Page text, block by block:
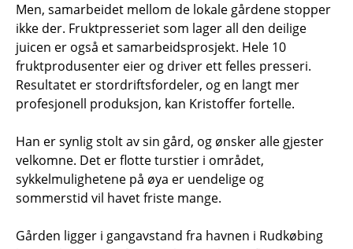
Men, samarbeidet mellom de lokale gårdene stopper
ikke der. Fruktpresseriet som lager all den deilige
juicen er også et samarbeidsprosjekt. Hele 10
fruktprodusenter eier og driver ett felles presseri.
Resultatet er stordriftsfordeler, og en langt mer
profesjonell produksjon, kan Kristoffer fortelle.
Han er synlig stolt av sin gård, og ønsker alle gjester
velkomne. Det er flotte turstier i området,
sykkelmulighetene på øya er uendelige og
sommerstid vil havet friste mange.
Gården ligger i gangavstand fra havnen i Rudkøbing